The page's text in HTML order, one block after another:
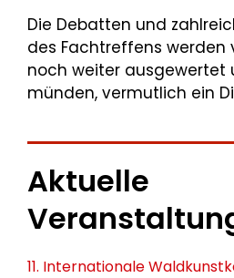
Die Debatten und
des Fachtreffens werden
noch weiter ausgewertet
münden, vermutlich ein
Aktuelle
11. Internationale